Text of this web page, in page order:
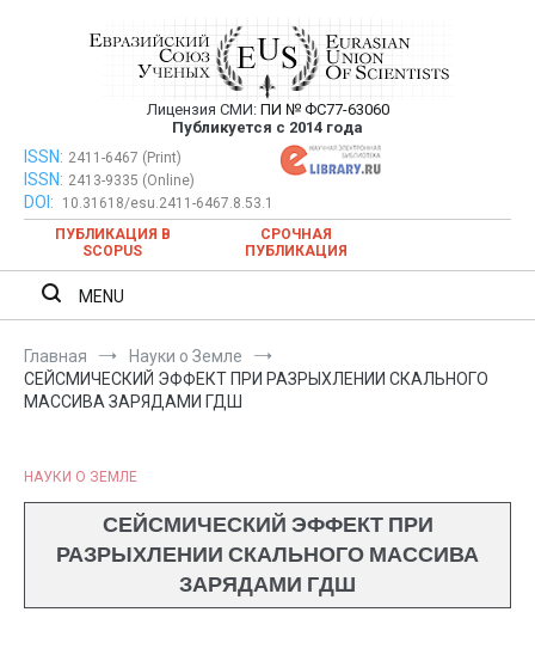
Евразийский Союз Ученых —
публикация научных статей в
ежемесячном научном журнале
Лицензия СМИ: ПИ № ФС77-63060
Публикуется с 2014 года
Евразийский Союз Ученых — публикация научных статей в
ежемесячном научном журнале
ISSN: 2411-6467 (Print)
ISSN: 2413-9335 (Online)
DOI:
10.31618/esu.2411-6467.8.53.1
ПУБЛИКАЦИЯ В
SCOPUS
СРОЧНАЯ
ПУБЛИКАЦИЯ
MENU
Главная
Науки о Земле
СЕЙСМИЧЕСКИЙ ЭФФЕКТ ПРИ РАЗРЫХЛЕНИИ СКАЛЬНОГО
МАССИВА ЗАРЯДАМИ ГДШ
НАУКИ О ЗЕМЛЕ
СЕЙСМИЧЕСКИЙ ЭФФЕКТ ПРИ
РАЗРЫХЛЕНИИ СКАЛЬНОГО МАССИВА
ЗАРЯДАМИ ГДШ